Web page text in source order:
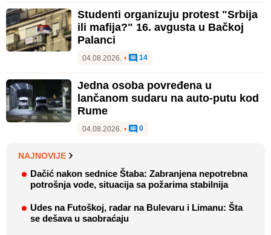
Studenti organizuju protest "Srbija
ili mafija?" 16. avgusta u Bačkoj
Palanci
04.08.2026. • 14
Jedna osoba povređena u
lančanom sudaru na auto-putu kod
Rume
04.08.2026. • 0
NAJNOVIJE
Dačić nakon sednice Štaba: Zabranjena nepotrebna
potrošnja vode, situacija sa požarima stabilnija
Udes na Futoškoj, radar na Bulevaru i Limanu: Šta
se dešava u saobraćaju